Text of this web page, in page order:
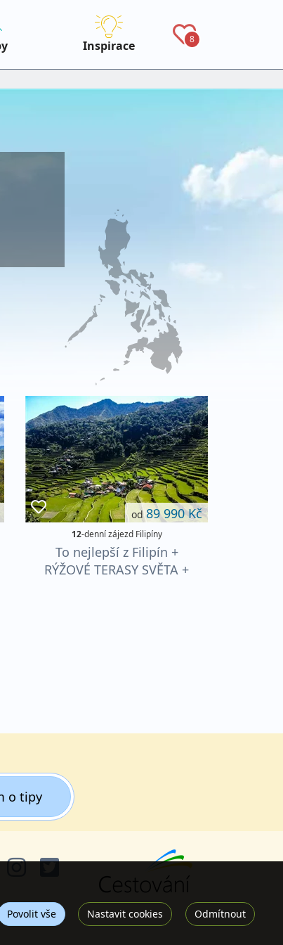
Inspirace 8
od89 990 Kč
12-denní zájezd Filipíny
To nejlepší z Filipín +
RÝŽOVÉ TERASY SVĚTA +
o tipy
Povolit vše Nastavit cookies Odmítnout